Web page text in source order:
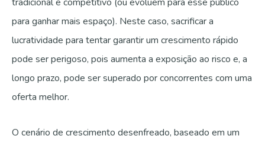
para ganhar mais espaço). Neste caso, sacrificar a
lucratividade para tentar garantir um crescimento rápido
pode ser perigoso, pois aumenta a exposição ao risco e, a
longo prazo, pode ser superado por concorrentes com uma
oferta melhor.
O cenário de crescimento desenfreado, baseado em um